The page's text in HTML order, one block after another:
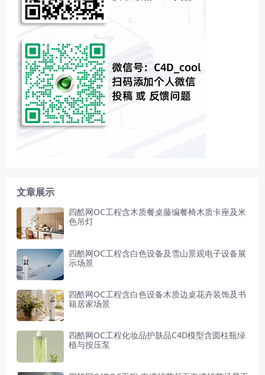
文章展示
四酷网OC工程含木质餐桌藤编餐椅木质卡座及米
色吊灯
四酷网OC工程含白色设备及雪山景观电子设备展
示场景
四酷网OC工程含白色设备木质边桌花卉装饰及书
籍居家场景
四酷网OC工程化妆品护肤品C4D模型含圆柱瓶绿
植与按压泵